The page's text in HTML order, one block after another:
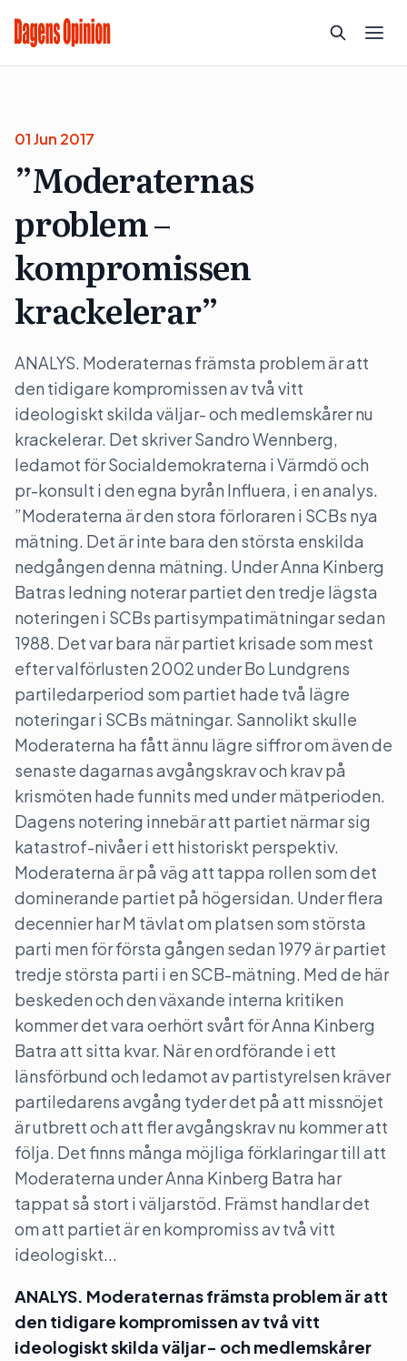
01 Jun 2017
”Moderaternas
problem –
kompromissen
krackelerar”
ANALYS. Moderaternas främsta problem är att
den tidigare kompromissen av två vitt
ideologiskt skilda väljar- och medlemskårer nu
krackelerar. Det skriver Sandro Wennberg,
ledamot för Socialdemokraterna i Värmdö och
pr-konsult i den egna byrån Influera, i en analys.
”Moderaterna är den stora förloraren i SCBs nya
mätning. Det är inte bara den största enskilda
nedgången denna mätning. Under Anna Kinberg
Batras ledning noterar partiet den tredje lägsta
noteringen i SCBs partisympatimätningar sedan
1988. Det var bara när partiet krisade som mest
efter valförlusten 2002 under Bo Lundgrens
partiledarperiod som partiet hade två lägre
noteringar i SCBs mätningar. Sannolikt skulle
Moderaterna ha fått ännu lägre siffror om även de
senaste dagarnas avgångskrav och krav på
krismöten hade funnits med under mätperioden.
Dagens notering innebär att partiet närmar sig
katastrof-nivåer i ett historiskt perspektiv.
Moderaterna är på väg att tappa rollen som det
dominerande partiet på högersidan. Under flera
decennier har M tävlat om platsen som största
parti men för första gången sedan 1979 är partiet
tredje största parti i en SCB-mätning. Med de här
beskeden och den växande interna kritiken
kommer det vara oerhört svårt för Anna Kinberg
Batra att sitta kvar. När en ordförande i ett
länsförbund och ledamot av partistyrelsen kräver
partiledarens avgång tyder det på att missnöjet
är utbrett och att fler avgångskrav nu kommer att
följa. Det finns många möjliga förklaringar till att
Moderaterna under Anna Kinberg Batra har
tappat så stort i väljarstöd. Främst handlar det
om att partiet är en kompromiss av två vitt
ideologiskt...
ANALYS. Moderaternas främsta problem är att
den tidigare kompromissen av två vitt
ideologiskt skilda väljar- och medlemskårer